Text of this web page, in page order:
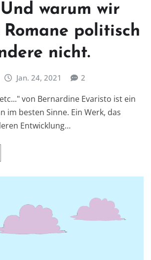
warum wir
Romane politisch
nicht.
Jan. 24, 2021 2
von Bernardine Evaristo ist ein
im besten Sinne. Ein Werk, das
Entwicklung…